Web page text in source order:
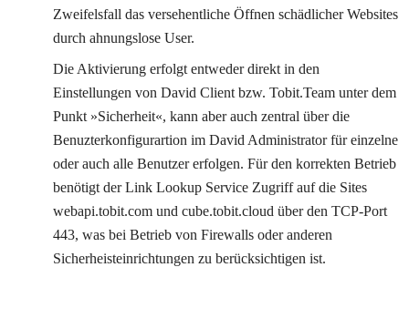
Zweifelsfall das versehentliche Öffnen schädlicher Websites
durch ahnungslose User.
Die Aktivierung erfolgt entweder direkt in den
Einstellungen von David Client bzw. Tobit.Team unter dem
Punkt »Sicherheit«, kann aber auch zentral über die
Benuzterkonfigurartion im David Administrator für einzelne
oder auch alle Benutzer erfolgen. Für den korrekten Betrieb
benötigt der Link Lookup Service Zugriff auf die Sites
webapi.tobit.com und cube.tobit.cloud über den TCP-Port
443, was bei Betrieb von Firewalls oder anderen
Sicherheisteinrichtungen zu berücksichtigen ist.